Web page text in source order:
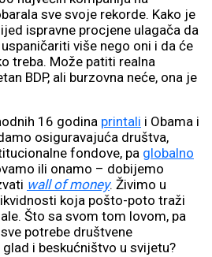
sve svoje rekorde. Kako je
ispravne procjene ulagača da
više nego oni i da će
treba. Može patiti realna
BDP, ali burzovna neće, ona je
16 godina printali i Obama i
osiguravajuća društva,
fondove, pa globalno
ili onamo – dobijemo
wall of money. Živimo u
koja pošto-poto traži
Što sa svom tom lovom, pa
potrebe društvene
i beskućništvo u svijetu?